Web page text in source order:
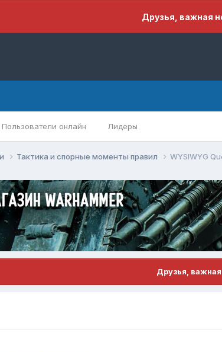
Друзья, важная
Пользователи онлайн Лидеры
Тактика и спорные моменты правил WYSIWYG
Друзья, важная